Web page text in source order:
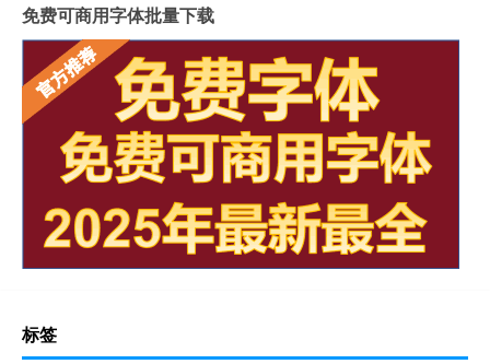
免费可商用字体批量下载
标签